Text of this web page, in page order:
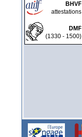
BHVF
attestations
DMF
(1330 - 1500)